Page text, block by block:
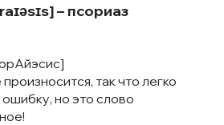
– псориаз
так что легко
но это слово